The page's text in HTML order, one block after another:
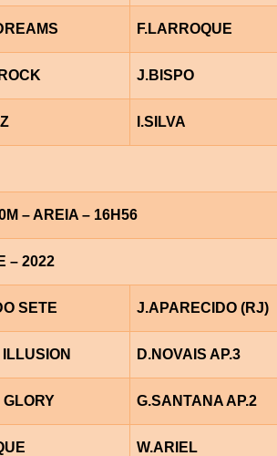
F.LARROQUE
J.BISPO
I.SILVA
– AREIA – 16H56
– 2022
SETE J.APARECIDO (RJ)
D.NOVAIS AP.3
G.SANTANA AP.2
W.ARIEL